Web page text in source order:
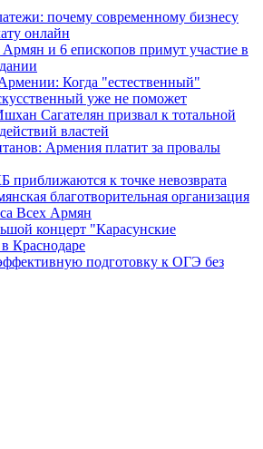
почему современному бизнесу
онлайн
и 6 епископов примут участие в
Когда "естественный"
уже не поможет
Сагателян призвал к тотальной
властей
Армения платит за провалы
к точке невозврата
благотворительная организация
Всех Армян
концерт "Карасунские
Краснодаре
подготовку к ОГЭ без